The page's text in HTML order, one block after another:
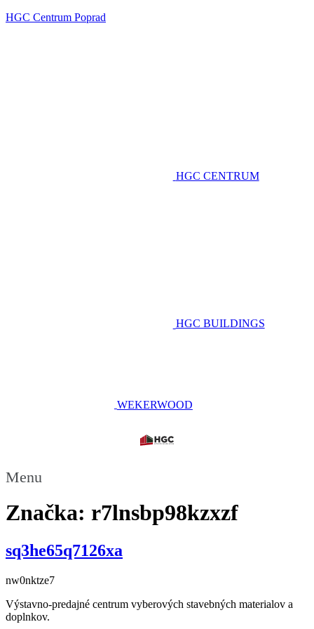
HGC Centrum Poprad
HGC CENTRUM
HGC BUILDINGS
WEKERWOOD
Menu
Značka: r7lnsbp98kzxzf
sq3he65q7126xa
nw0nktze7
Výstavno-predajné centrum vyberových stavebných materialov a
doplnkov.